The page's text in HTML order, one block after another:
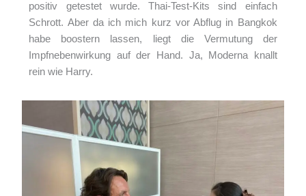
positiv getestet wurde. Thai-Test-Kits sind einfach
Schrott. Aber da ich mich kurz vor Abflug in Bangkok
habe boostern lassen, liegt die Vermutung der
Impfnebenwirkung auf der Hand. Ja, Moderna knallt
rein wie Harry.